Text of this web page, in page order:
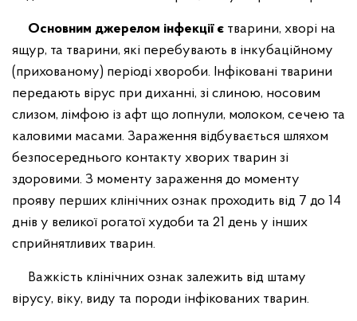
Основним джерелом інфекції є тварини, хворі на
ящур, та тварини, які перебувають в інкубаційному
(прихованому) періоді хвороби. Інфіковані тварини
передають вірус при диханні, зі слиною, носовим
слизом, лімфою із афт що лопнули, молоком, сечею та
каловими масами. Зараження відбувається шляхом
безпосереднього контакту хворих тварин зі
здоровими. З моменту зараження до моменту
прояву перших клінічних ознак проходить від 7 до 14
днів у великої рогатої худоби та 21 день у інших
сприйнятливих тварин.
Важкість клінічних ознак залежить від штаму
вірусу, віку, виду та породи інфікованих тварин.